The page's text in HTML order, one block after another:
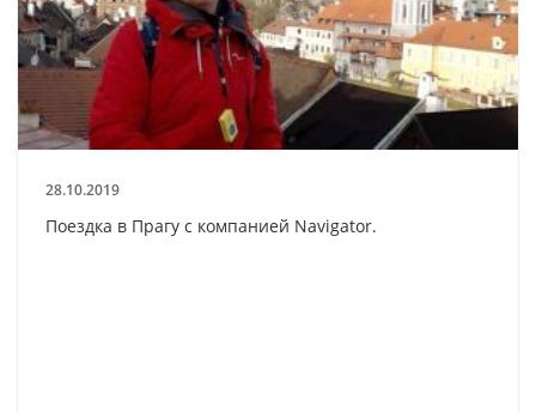
28.10.2019
Поездка в Прагу с компанией Navigator.